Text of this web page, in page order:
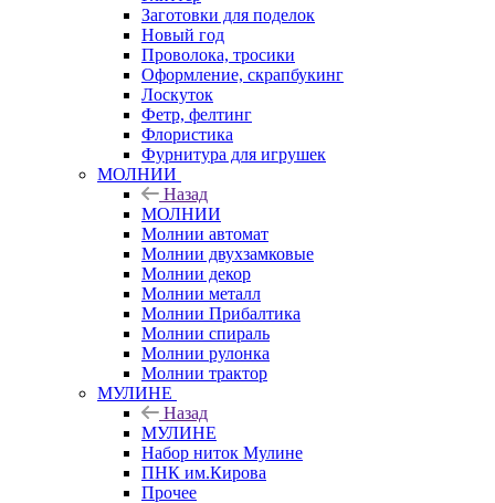
Заготовки для поделок
Новый год
Проволока, тросики
Оформление, скрапбукинг
Лоскуток
Фетр, фелтинг
Флористика
Фурнитура для игрушек
МОЛНИИ
Назад
МОЛНИИ
Молнии автомат
Молнии двухзамковые
Молнии декор
Молнии металл
Молнии Прибалтика
Молнии спираль
Молнии рулонка
Молнии трактор
МУЛИНЕ
Назад
МУЛИНЕ
Набор ниток Мулине
ПНК им.Кирова
Прочее